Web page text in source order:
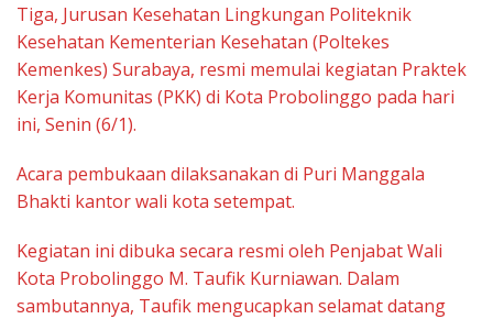
Tiga, Jurusan Kesehatan Lingkungan Politeknik
Kesehatan Kementerian Kesehatan (Poltekes
Kemenkes) Surabaya, resmi memulai kegiatan Praktek
Kerja Komunitas (PKK) di Kota Probolinggo pada hari
ini, Senin (6/1).
Acara pembukaan dilaksanakan di Puri Manggala
Bhakti kantor wali kota setempat.
Kegiatan ini dibuka secara resmi oleh Penjabat Wali
Kota Probolinggo M. Taufik Kurniawan. Dalam
sambutannya, Taufik mengucapkan selamat datang